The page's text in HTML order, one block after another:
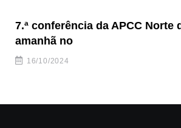
7.ª conferência da APCC Norte
amanhã no
16/10/2024